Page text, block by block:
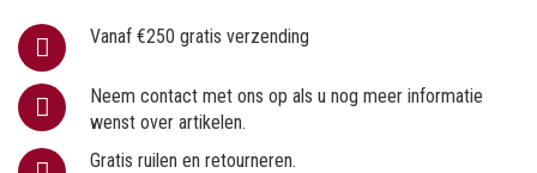
Vanaf €250 gratis verzending
Neem contact met ons op als u nog meer informatie
wenst over artikelen.
Gratis ruilen en retourneren.